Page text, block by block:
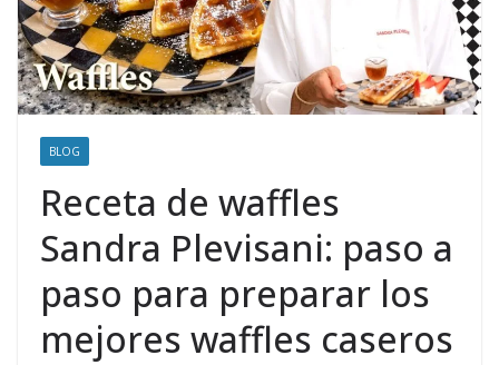
BLOG
Receta de waffles
Sandra Plevisani: paso a
paso para preparar los
mejores waffles caseros